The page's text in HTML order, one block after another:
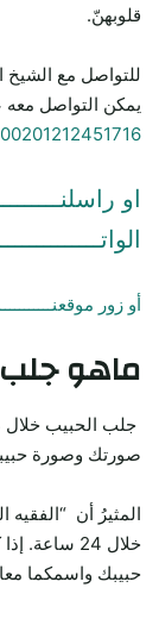
قلوبهنّ.
للتواصل مع الشيخ
يمكن التواصل
00201212451716
او
أو زور
ماهو
صورتك وصورة
المثيرُ أن “الفقيه
خلال 24
حبيبك واسمكما